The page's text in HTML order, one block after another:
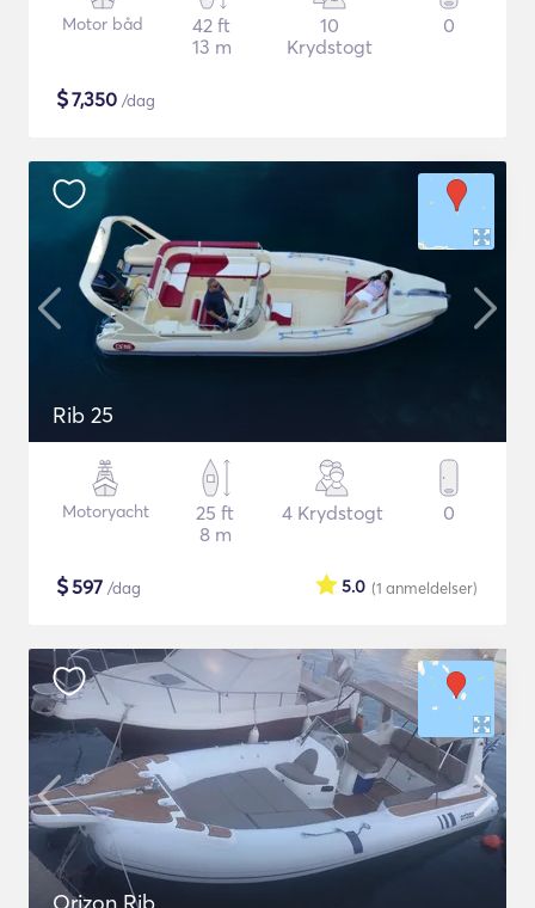
Motor båd
42 ft
13 m
10
Krydstogt
0
$7,350 /dag
Rib 25
Motoryacht
25 ft
8 m
4 Krydstogt 0
$597 /dag (1 anmeldelser)
5.0